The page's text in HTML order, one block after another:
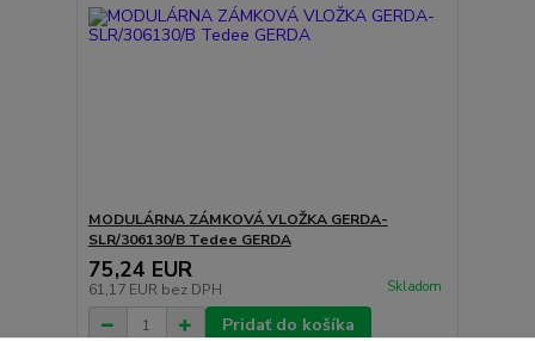
MODULÁRNA ZÁMKOVÁ VLOŽKA GERDA-
SLR/306130/B Tedee GERDA
75,24 EUR
61,17 EUR bez DPH Skladom
Pridať do košíka